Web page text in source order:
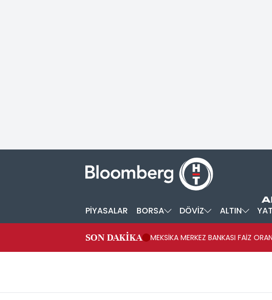
PİYASALAR BORSA DÖVİZ ALTIN
SON DAKİKA MEKSİKA MERKEZ BANKASI FAİZ